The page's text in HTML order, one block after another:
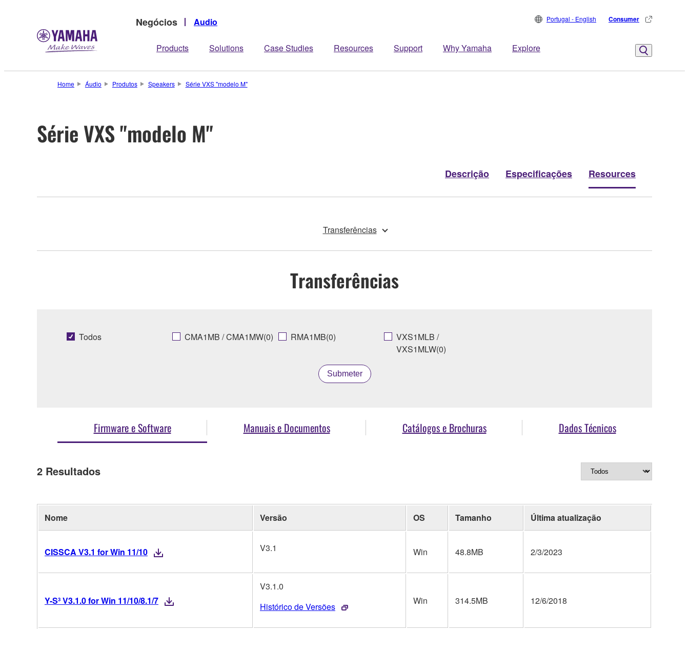
Negócios Audio
Products Solutions Case Studies Resources Support Why Yamaha Explore
Portugal - English Consumer
Home Áudio Produtos Speakers Série VXS "modelo M"
Série VXS "modelo M"
Descrição Especificações Resources
Transferências
Transferências
Todos CMA1MB / CMA1MW(0) RMA1MB(0)
VXS1MLB /
VXS1MLW(0)
Submeter
Firmware e Software Manuais e Documentos Catálogos e Brochuras Dados Técnicos
2 Resultados
Nome Versão OS Tamanho Última atualização
CISSCA V3.1 for Win 11/10 V3.1 Win 48.8MB 2/3/2023
Y-S³ V3.1.0 for Win 11/10/8.1/7
V3.1.0
Histórico de Versões
Win 314.5MB 12/6/2018